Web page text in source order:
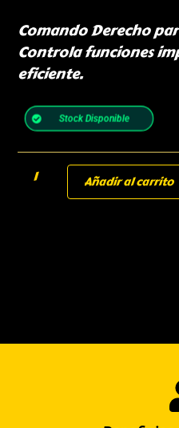
Comando Derecho
Controla funciones
eficiente.
Stock Disponible
Añadir al carrito